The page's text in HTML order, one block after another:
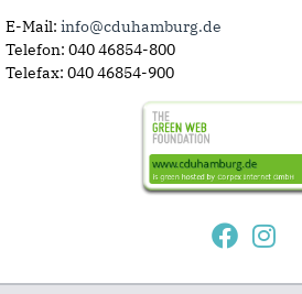
E-Mail: info@cduhamburg.de
Telefon: 040 46854-800
Telefax: 040 46854-900